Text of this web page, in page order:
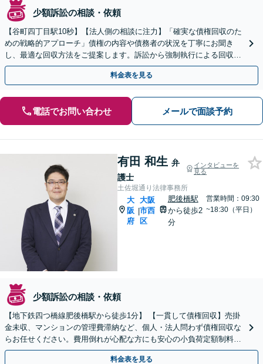
少額訴訟の相談・依頼
【谷町四丁目駅10秒】【法人側の相談に注力】「確実な債権回収のた
めの戦略的アプローチ」債権の内容や債務者の状況を丁寧にお聞き
し、最適な回収方法をご提案します。訴訟から強制執行による回収ま
で見据えた対応【休日・夜間相談可（要事前予約）】
料金表を見る
電話でお問い合わせ メールで面談予約
有田 和生 弁
護士
インタビューを
見る
土佐堀通り法律事務所
大
阪
府
|
大阪
市西
区
肥後橋駅
から徒歩2
分
営業時間：09:30
~18:30（平日）
少額訴訟の相談・依頼
【地下鉄四つ橋線肥後橋駅から徒歩1分】 【一貫して債権回収】売掛
金未収、マンションの管理費滞納など、個人・法人問わず債権回収な
らお任せください。費用倒れが心配な方にも安心の小負荷定額制料金
設定。諦める前にまずはご相談ください。
料金表を見る